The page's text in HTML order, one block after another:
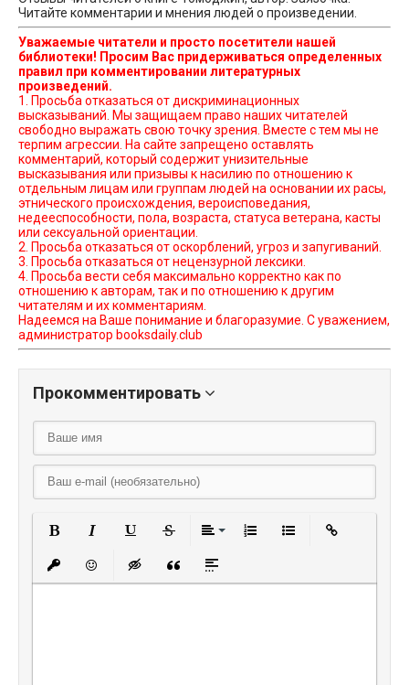
Читайте комментарии и мнения людей о произведении.
Уважаемые читатели и просто посетители нашей
библиотеки! Просим Вас придерживаться определенных
правил при комментировании литературных
произведений.
1. Просьба отказаться от дискриминационных
высказываний. Мы защищаем право наших читателей
свободно выражать свою точку зрения. Вместе с тем мы не
терпим агрессии. На сайте запрещено оставлять
комментарий, который содержит унизительные
высказывания или призывы к насилию по отношению к
отдельным лицам или группам людей на основании их расы,
этнического происхождения, вероисповедания,
недееспособности, пола, возраста, статуса ветерана, касты
или сексуальной ориентации.
2. Просьба отказаться от оскорблений, угроз и запугиваний.
3. Просьба отказаться от нецензурной лексики.
4. Просьба вести себя максимально корректно как по
отношению к авторам, так и по отношению к другим
читателям и их комментариям.
Надеемся на Ваше понимание и благоразумие. С уважением,
администратор booksdaily.club
Прокомментировать
Вставить защищенную ссылку
Вставить смайлик
Вставка скрытого текста
Вставка цитаты
Вставка спойлера